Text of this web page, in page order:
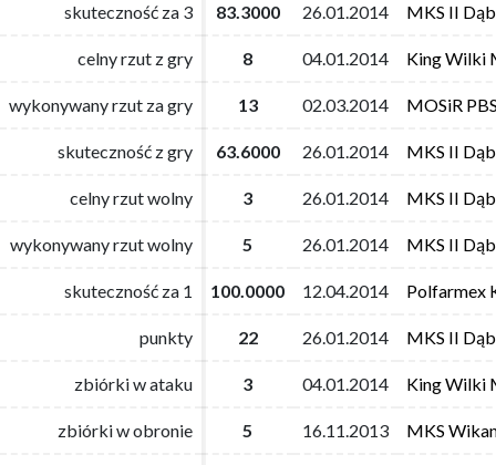
skuteczność za 3 83.3000 26.01.2014 MKS II
celny rzut z gry 8 04.01.2014 King Wilki
wykonywany rzut za gry 13 02.03.2014 MOSiR
skuteczność z gry 63.6000 26.01.2014 MKS II
celny rzut wolny 3 26.01.2014 MKS II
wykonywany rzut wolny 5 26.01.2014 MKS II
skuteczność za 1 100.0000 12.04.2014 Polfarmex
punkty 22 26.01.2014 MKS II
zbiórki w ataku 3 04.01.2014 King Wilki
zbiórki w obronie 5 16.11.2013 MKS
skuteczność za 3 83.3000 26.01.2014 MKS II
celny rzut z gry 8 04.01.2014 King Wilki
wykonywany rzut za gry 13 02.03.2014 MOSiR
skuteczność z gry 63.6000 26.01.2014 MKS II
celny rzut wolny 3 26.01.2014 MKS II
wykonywany rzut wolny 5 26.01.2014 MKS II
skuteczność za 1 100.0000 12.04.2014 Polfarmex
punkty 22 26.01.2014 MKS II
zbiórki w ataku 3 04.01.2014 King Wilki
zbiórki w obronie 5 16.11.2013 MKS